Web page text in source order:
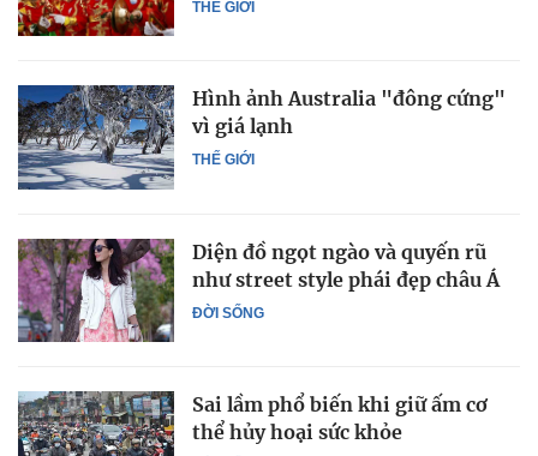
THẾ GIỚI
THẾ GIỚI
Hình ảnh Australia "đông cứng"
vì giá lạnh
ĐỜI SỐNG
Diện đồ ngọt ngào và quyến rũ
như street style phái đẹp châu Á
Sai lầm phổ biến khi giữ ấm cơ
thể hủy hoại sức khỏe